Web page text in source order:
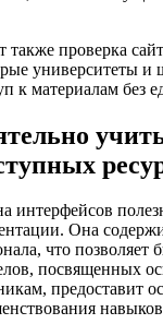
проверка
университеты и
к материалам без
интерфейсов
Она
что позволяет
посвященных
предоставит